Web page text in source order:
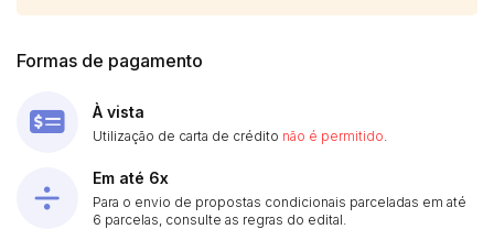
Formas de pagamento
À vista
Utilização de carta de crédito não é permitido
Em até 6x
Para o envio de propostas condicionais parceladas em até
6 parcelas, consulte as regras do edital.